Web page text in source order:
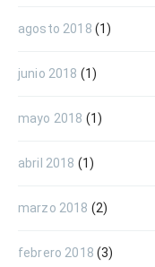
agosto 2018 (1)
junio 2018 (1)
mayo 2018 (1)
abril 2018 (1)
marzo 2018 (2)
febrero 2018 (3)